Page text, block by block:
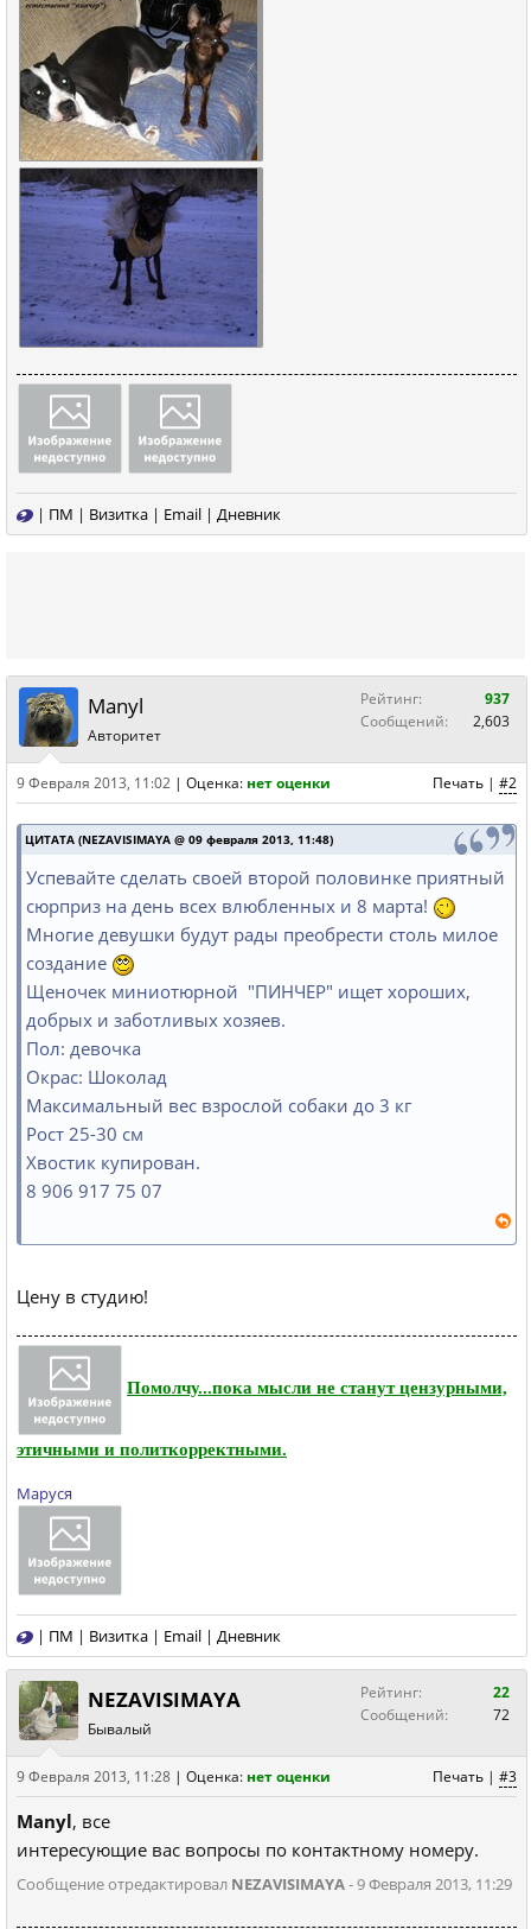
| ПМ | Визитка | Email | Дневник
Manyl
Авторитет
Рейтинг:
937
Сообщений:
2,603
Печать | #2
9 Февраля 2013, 11:02 | Оценка: нет оценки
ЦИТАТА (NEZAVISIMAYA @ 09 февраля 2013, 11:48)
Успевайте сделать своей второй половинке приятный
сюрприз на день всех влюбленных и 8 марта!
Многие девушки будут рады преобрести столь милое
создание
Щеночек миниотюрной "ПИНЧЕР" ищет хороших,
добрых и заботливых хозяев.
Пол: девочка
Окрас: Шоколад
Максимальный вес взрослой собаки до 3 кг
Рост 25-30 см
Хвостик купирован.
8 906 917 75 07
Цену в студию!
Помолчу...пока мысли не станут цензурными,
этичными и политкорректными.
Маруся
| ПМ | Визитка | Email | Дневник
NEZAVISIMAYA
Бывалый
Рейтинг:
22
Сообщений:
72
Печать | #3
9 Февраля 2013, 11:28 | Оценка: нет оценки
Manyl, все
интересующие вас вопросы по контактному номеру.
Сообщение отредактировал NEZAVISIMAYA- 9 Февраля 2013, 11:29